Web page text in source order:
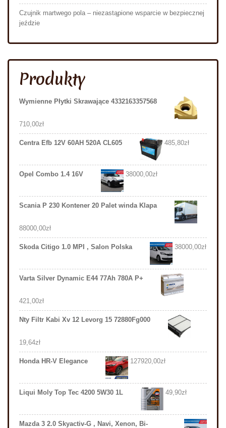
Czujnik martwego pola – niezastąpione wsparcie w bezpiecznej
jeździe
Produkty
Wymienne Płytki Skrawające 4332163357568
710,00zł
Centra Efb 12V 60AH 520A CL605 485,80zł
Opel Combo 1.4 16V 38000,00zł
Scania P 230 Kontener 20 Palet winda Klapa
88000,00zł
Skoda Citigo 1.0 MPI , Salon Polska 38000,00zł
Varta Silver Dynamic E44 77Ah 780A P+
421,00zł
Nty Filtr Kabi Xv 12 Levorg 15 72880Fg000
19,64zł
Honda HR-V Elegance 127920,00zł
Liqui Moly Top Tec 4200 5W30 1L 49,90zł
Mazda 3 2.0 Skyactiv-G , Navi, Xenon, Bi-